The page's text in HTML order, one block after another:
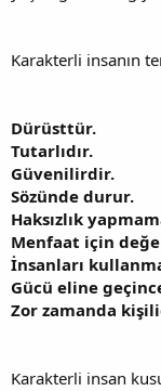
Karakterli insanın
Dürüsttür.
Tutarlıdır.
Güvenilirdir.
Sözünde durur.
Haksızlık
Menfaat için
İnsanları
Gücü eline
Zor zamanda
Karakterli insan